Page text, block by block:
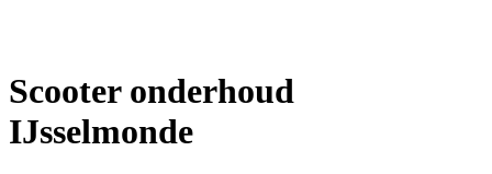
Scooter onderhoud
IJsselmonde